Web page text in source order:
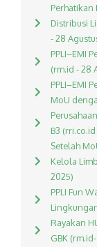
Perhatikan
Distribusi
- 28
PPLI–EMI
(rm.id - 28
PPLI–EMI
MoU
B3
Setelah
Kelola
2025)
PPLI Fun
Rayakan
GBK